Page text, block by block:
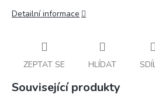
Detailní informace
ZEPTAT SE HLÍDAT
Související produkty